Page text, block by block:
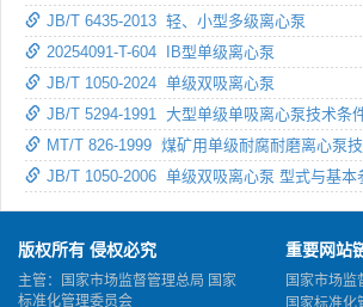
JB/T 6435-2013 轻、小型多级离心泵
20254091-T-604 IB型单级离心泵
JB/T 1050-2024 单级双吸离心泵
JB/T 5294-1991 大型单级单吸离心泵技术条
MT/T 826-1999 煤矿用单级耐腐耐磨离心泵
JB/T 1050-2006 单级双吸离心泵 型式与基本
版权所有 侵权必究
主管：国家市场监督管理总局 国家
标准化管理委员会
重要网站
国家市场监
国家标准化